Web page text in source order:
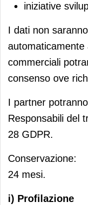
iniziative
I dati non
commerciali
consenso ove
I partner
Responsabili del
28 GDPR.
Conservazione:
24 mesi.
i) Profilazione